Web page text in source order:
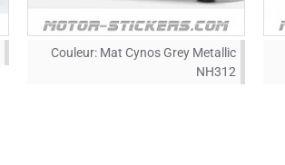
Couleur: Mat Cynos Grey Metallic
NH312